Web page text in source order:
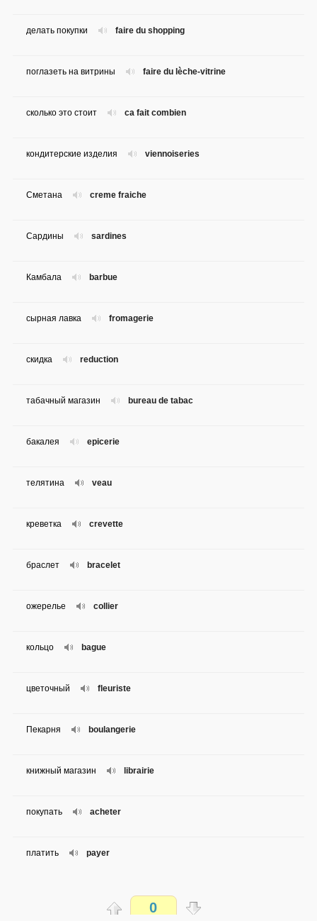
faire du shopping
делать покупки
faire du lèche-vitrine
поглазеть на витрины
ca fait combien
сколько это стоит
viennoiseries
кондитерские изделия
creme fraiche
Сметана
sardines
Сардины
barbue
Камбала
fromagerie
сырная лавка
reduction
скидка
bureau de tabac
табачный магазин
epicerie
бакалея
veau
телятина
crevette
креветка
bracelet
браслет
collier
ожерелье
bague
кольцо
fleuriste
цветочный
boulangerie
Пекарня
librairie
книжный магазин
acheter
покупать
payer
платить
0